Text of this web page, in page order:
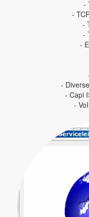
-
-
-
-
-
-
- Capi
-